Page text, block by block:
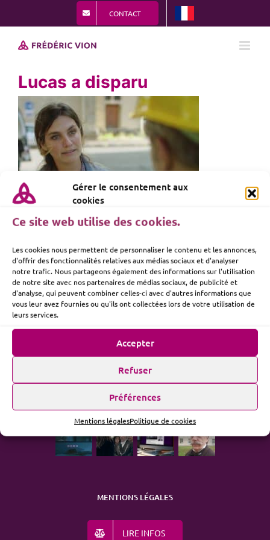
Gérer le consentement aux
cookies
Ce site web utilise des cookies.
Les cookies nous permettent de personnaliser le contenu et les annonces,
d'offrir des fonctionnalités relatives aux médias sociaux et d'analyser
notre trafic. Nous partageons également des informations sur l'utilisation
de notre site avec nos partenaires de médias sociaux, de publicité et
d'analyse, qui peuvent combiner celles-ci avec d'autres informations que
vous leur avez fournies ou qu'ils ont collectées lors de votre utilisation de
leurs services.
Accepter
Refuser
Préférences
Mentions légalesPolitique de cookies
au
contenu
CONTACT
Lucas a disparu
ME SUIVRE
ACTUALITÉ
MENTIONS LÉGALES
LIRE INFOS